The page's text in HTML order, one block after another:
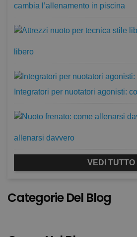
cambia l’allenamento in piscina
libero
Integratori per nuotatori agonisti:
allenarsi davvero
VEDI TUTTO
Categorie Del Blog